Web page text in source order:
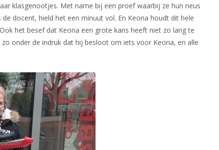
klasgenootjes. Met name bij een proef waarbij ze hun neus
docent, hield het een minuut vol. En Keona houdt dit hele
het besef dat Keona een grote kans heeft niet zo lang te
onder de indruk dat hij besloot om iets voor Keona, en alle